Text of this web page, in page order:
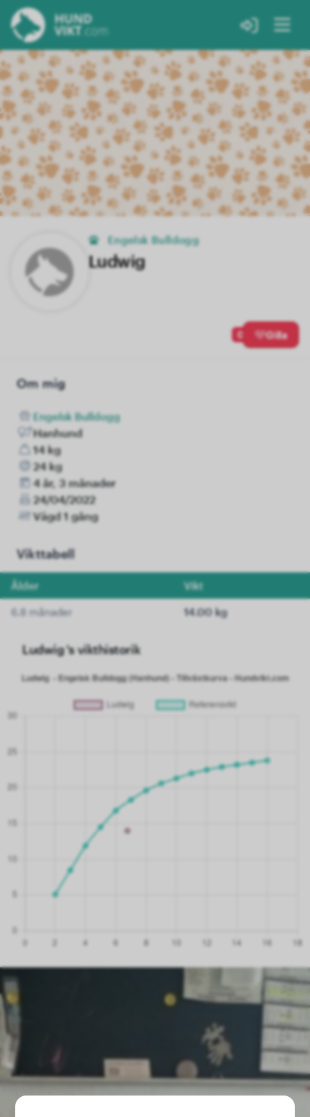
Engelsk Bulldogg
Ludwig
0 Gilla
Om mig
Engelsk Bulldogg
Hanhund
14 kg
24 kg
4 år, 3 månader
24/04/2022
Vägd 1 gång
Vikttabell
Ålder Vikt
6.8 månader 14.00 kg
Ludwig 's vikthistorik